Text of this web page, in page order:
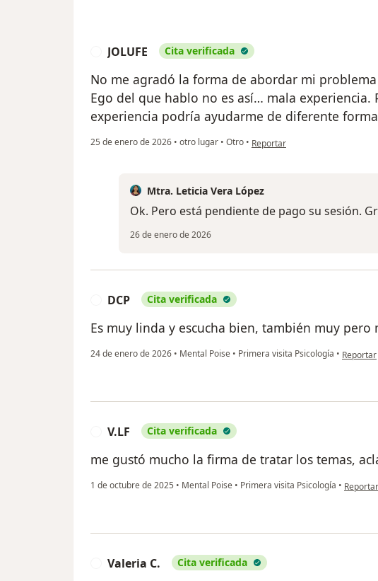
JOLUFE Cita verificada
No me agradó la forma de abordar mi
Ego del que hablo no es así… mala experiencia.
experiencia podría ayudarme de diferente
25 de enero de 2026 • otro lugar • Otro • en opinión del usuario JOLUFE
Reportar
Mtra. Leticia Vera López
Ok. Pero está pendiente de pago su sesión.
26 de enero de 2026
DCP Cita verificada
Es muy linda y escucha bien, también muy pero
24 de enero de 2026 • Mental Poise • Primera visita Psicología • en
Reportar
V.LF Cita verificada
me gustó mucho la firma de tratar los temas,
1 de octubre de 2025 • Mental Poise • Primera visita Psicología • en
Reportar
Valeria C. Cita verificada